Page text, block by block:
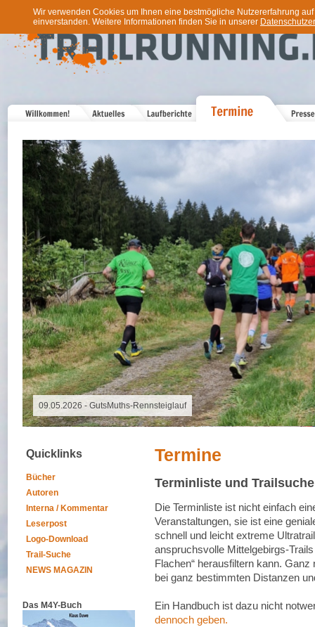
Wir verwenden Cookies um Ihnen eine bestmögliche Nutzererfahrung
einverstanden. Weitere Informationen finden Sie in unserer
09.05.2026 - GutsMuths-Rennsteiglauf
Quicklinks
Bücher
Autoren
Interna / Kommentar
Leserpost
Logo-Download
Trail-Suche
NEWS MAGAZIN
Das M4Y-Buch
Termine
Terminliste und
Die Terminliste ist nicht einfach
Veranstaltungen, sie ist eine
schnell und leicht extreme
anspruchsvolle Mittelgebirgs-
Flachen“ herausfiltern kann.
bei ganz bestimmten Distanzen
Ein Handbuch ist dazu nicht
dennoch geben.